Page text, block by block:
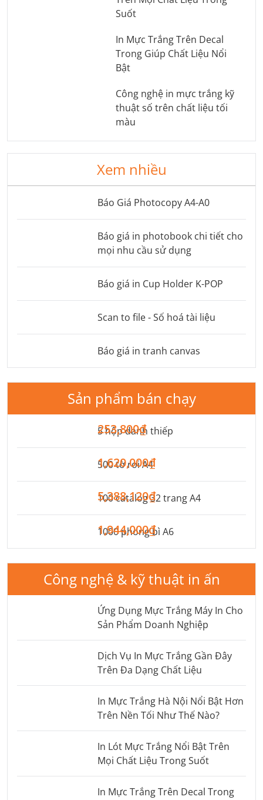
Suốt
In Mực Trắng Trên Decal
Trong Giúp Chất Liệu Nổi
Bật
Công nghệ in mực trắng kỹ
thuật số trên chất liệu tối
màu
Xem nhiều
Báo Giá Photocopy A4-A0
Báo giá in photobook chi tiết cho
mọi nhu cầu sử dụng
Báo giá in Cup Holder K-POP
Scan to file - Số hoá tài liệu
Báo giá in tranh canvas
Sản phẩm bán chạy
5 hộp danh thiếp
253,800₫
500 tờ rơi A4
1,620,000₫
100 catalog 32 trang A4
5,388,120₫
1000 phong bì A6
1,944,000₫
Công nghệ & kỹ thuật in ấn
Ứng Dụng Mực Trắng Máy In Cho
Sản Phẩm Doanh Nghiệp
Dịch Vụ In Mực Trắng Gần Đây
Trên Đa Dạng Chất Liệu
In Mực Trắng Hà Nội Nổi Bật Hơn
Trên Nền Tối Như Thế Nào?
In Lót Mực Trắng Nổi Bật Trên
Mọi Chất Liệu Trong Suốt
In Mực Trắng Trên Decal Trong